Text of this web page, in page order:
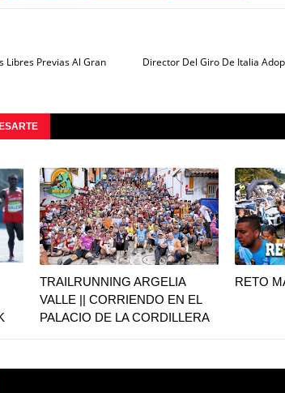
Director Del Giro De Italia
Libres Previas Al Gran
TRAILRUNNING ARGELIA
VALLE || CORRIENDO EN EL
PALACIO DE LA CORDILLERA
RETO